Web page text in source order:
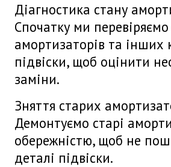
Діагностика стану
Спочатку ми
амортизаторів та інших
підвіски, щоб оцінити
заміни.
Зняття старих
Демонтуємо старі
обережністю, щоб не
деталі підвіски.